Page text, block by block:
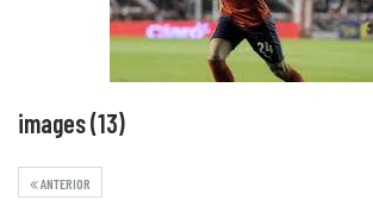
images (13)
ANTERIOR